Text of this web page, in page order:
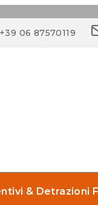
06 87570119
& Detrazioni